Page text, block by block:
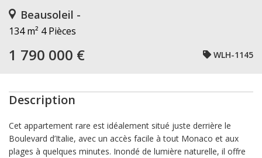
Beausoleil -
134 m² 4 Pièces
1 790 000 € WLH-1145
Description
Cet appartement rare est idéalement situé juste derrière le
Boulevard d’Italie, avec un accès facile à tout Monaco et aux
plages à quelques minutes. Inondé de lumière naturelle, il offre